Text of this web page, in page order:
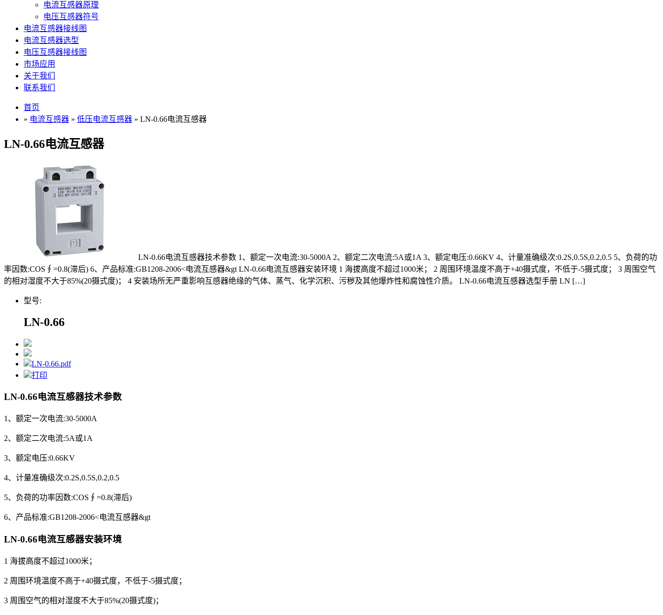
电流互感器原理
电压互感器符号
电流互感器接线图
电流互感器选型
电压互感器接线图
市场应用
关于我们
联系我们
首页
» 电流互感器 » 低压电流互感器 » LN-0.66电流互感器
LN-0.66电流互感器
LN-0.66电流互感器技术参数 1、额定一次电流:30-5000A 2、额定二次电流:5A或1A 3、额定电压:0.66KV 4、计量准确级次:0.2S,0.5S,0.2,0.5 5、负荷的功
率因数:COS∮=0.8(滞后) 6、产品标准:GB1208-2006<电流互感器&gt LN-0.66电流互感器安装环境 1 海拔高度不超过1000米； 2 周围环境温度不高于+40摄式度，不低于-5摄式度； 3 周围空气
的相对湿度不大于85%(20摄式度)； 4 安装场所无严重影响互感器绝缘的气体、蒸气、化学沉积、污秽及其他爆炸性和腐蚀性介质。 LN-0.66电流互感器选型手册 LN […]
型号:
LN-0.66
LN-0.66.pdf
打印
LN-0.66电流互感器技术参数
1、额定一次电流:30-5000A
2、额定二次电流:5A或1A
3、额定电压:0.66KV
4、计量准确级次:0.2S,0.5S,0.2,0.5
5、负荷的功率因数:COS∮=0.8(滞后)
6、产品标准:GB1208-2006<电流互感器&gt
LN-0.66电流互感器安装环境
1 海拔高度不超过1000米；
2 周围环境温度不高于+40摄式度，不低于-5摄式度；
3 周围空气的相对湿度不大于85%(20摄式度)；